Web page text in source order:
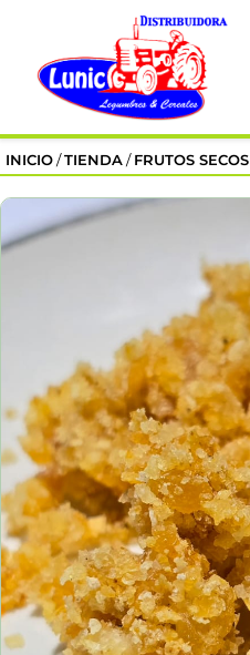
INICIO /TIENDA / FRUTOS SECOS